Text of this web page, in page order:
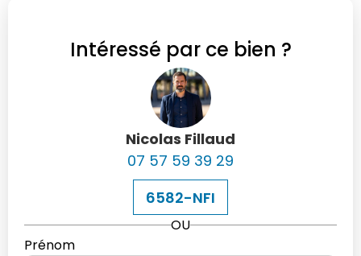
Intéressé par ce bien ?
Nicolas Fillaud
07 57 59 39 29
6582-NFI
OU
Prénom